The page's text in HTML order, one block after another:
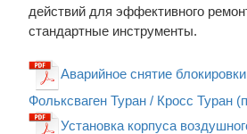
действий для эффективного
стандартные инструменты.
Аварийное снятие
Фольксваген Туран / Кросс Туран
Установка корпуса